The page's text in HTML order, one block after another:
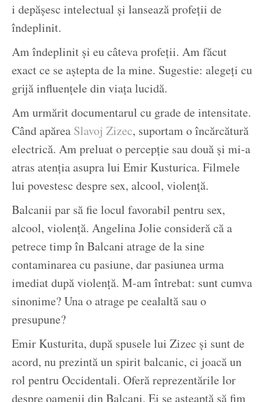
i depășesc intelectual și lansează profeții de
îndeplinit.
Am îndeplinit și eu câteva profeții. Am făcut
exact ce se aștepta de la mine. Sugestie: alegeți cu
grijă influențele din viața lucidă.
Am urmărit documentarul cu grade de intensitate.
Când apărea Slavoj Zizec, suportam o încărcătură
electrică. Am preluat o percepție sau două și mi-a
atras atenția asupra lui Emir Kusturica. Filmele
lui povestesc despre sex, alcool, violență.
Balcanii par să fie locul favorabil pentru sex,
alcool, violență. Angelina Jolie consideră că a
petrece timp în Balcani atrage de la sine
contaminarea cu pasiune, dar pasiunea urma
imediat după violență. M-am întrebat: sunt cumva
sinonime? Una o atrage pe cealaltă sau o
presupune?
Emir Kusturita, după spusele lui Zizec și sunt de
acord, nu prezintă un spirit balcanic, ci joacă un
rol pentru Occidentali. Oferă reprezentările lor
despre oamenii din Balcani. Ei se așteaptă să fim